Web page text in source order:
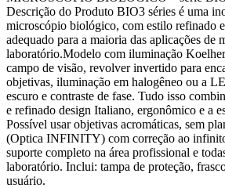
Descrição do Produto BIO3 séries é uma
microscópio biológico, com estilo refinado
adequado para a maioria das aplicações de
laboratório.Modelo com iluminação
campo de visão, revolver invertido para
objetivas, iluminação em halogêneo ou a
escuro e contraste de fase. Tudo isso
e refinado design Italiano, ergonômico e a
Possível usar objetivas acromáticas, sem
(Optica INFINITY) com correção ao
suporte completo na área profissional e
laboratório. Inclui: tampa de proteção,
usuário.